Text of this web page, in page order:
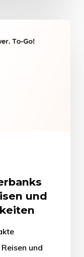
und
und